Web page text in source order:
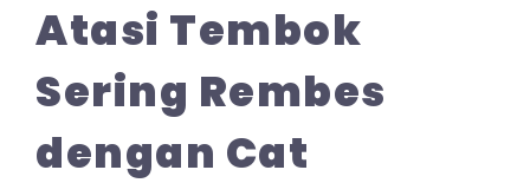
Atasi Tembok
Sering Rembes
dengan Cat